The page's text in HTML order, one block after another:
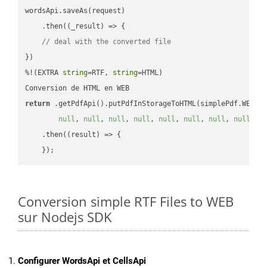
wordsApi.saveAs(request)
    .then(
( _result ) => {
// deal with the converted file
})
%!(EXTRA string=RTF, string=HTML)
return
null , null , null , null , null , null , null , null
    .then(
( result ) => {
Conversion simple RTF Files to WEB
sur Nodejs SDK
Configurer WordsApi et CellsApi